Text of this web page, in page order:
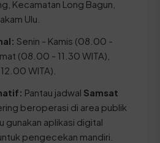
Kecamatan Long Bagun,
Ulu.
Senin - Kamis (08.00 -
(08.00 - 11.30 WITA),
WITA).
Pantau jadwal Samsat
beroperasi di area publik
gunakan aplikasi digital
pengecekan mandiri.